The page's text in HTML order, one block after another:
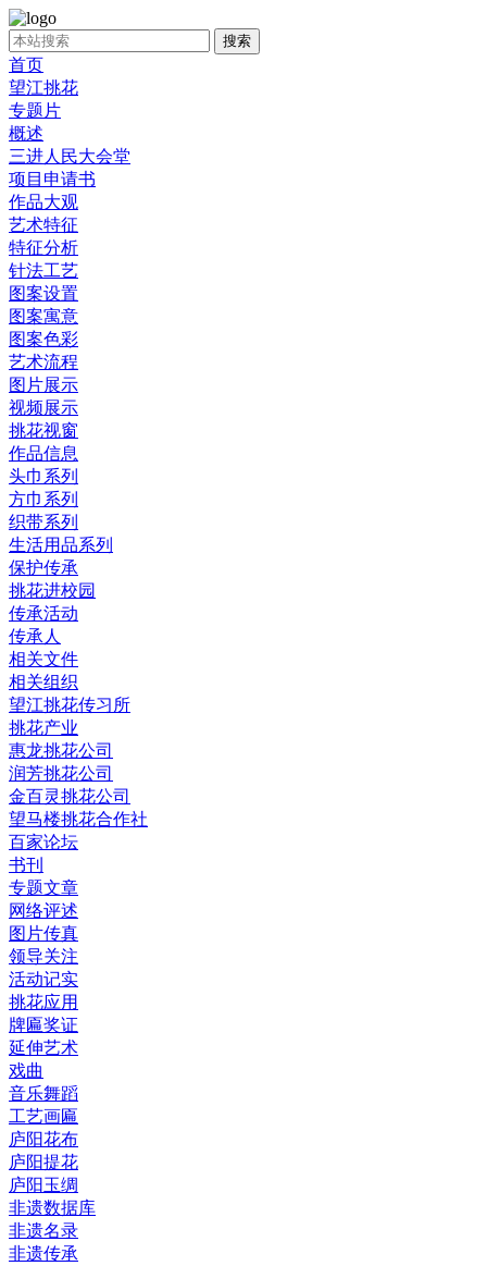
首页
望江挑花
专题片
概述
三进人民大会堂
项目申请书
作品大观
艺术特征
特征分析
针法工艺
图案设置
图案寓意
图案色彩
艺术流程
图片展示
视频展示
挑花视窗
作品信息
头巾系列
方巾系列
织带系列
生活用品系列
保护传承
挑花进校园
传承活动
传承人
相关文件
相关组织
望江挑花传习所
挑花产业
惠龙挑花公司
润芳挑花公司
金百灵挑花公司
望马楼挑花合作社
百家论坛
书刊
专题文章
网络评述
图片传真
领导关注
活动记实
挑花应用
牌匾奖证
延伸艺术
戏曲
音乐舞蹈
工艺画匾
庐阳花布
庐阳提花
庐阳玉绸
非遗数据库
非遗名录
非遗传承